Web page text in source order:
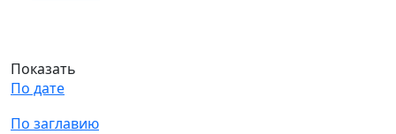
Показать
По дате
По заглавию